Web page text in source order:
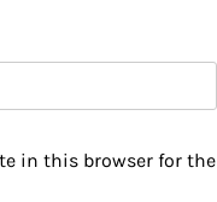
in this browser for the